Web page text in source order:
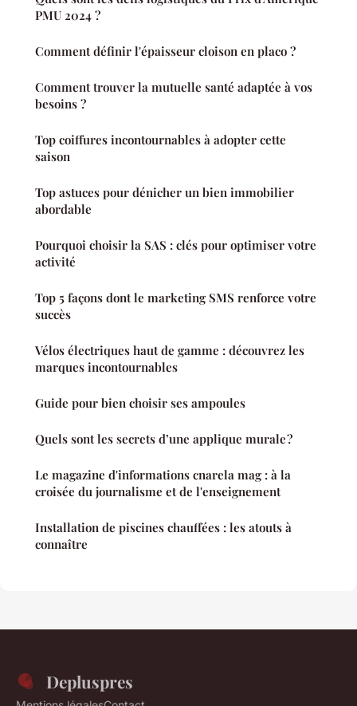
PMU 2024 ?
Comment définir l'épaisseur cloison en placo ?
Comment trouver la mutuelle santé adaptée à vos
besoins ?
Top coiffures incontournables à adopter cette
saison
Top astuces pour dénicher un bien immobilier
abordable
Pourquoi choisir la SAS : clés pour optimiser votre
activité
Top 5 façons dont le marketing SMS renforce votre
succès
Vélos électriques haut de gamme : découvrez les
marques incontournables
Guide pour bien choisir ses ampoules
Quels sont les secrets d’une applique murale ?
Le magazine d'informations cnarela mag : à la
croisée du journalisme et de l'enseignement
Installation de piscines chauffées : les atouts à
connaître
Depluspres